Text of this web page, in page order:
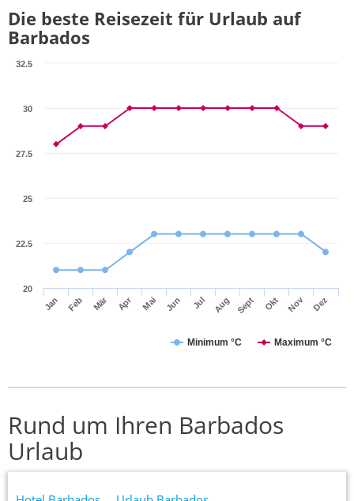
Die beste Reisezeit für Urlaub auf
Barbados
Minimum °C Maximum °C
Jan Feb Mär Apr Mai Jun Jul Aug Sept Okt Nov Dez
20
22.5
25
27.5
30
32.5
Rund um Ihren Barbados
Urlaub